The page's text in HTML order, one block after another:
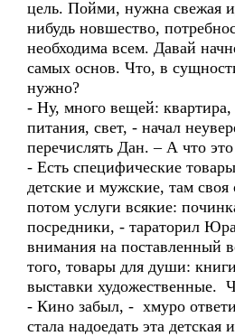
цель. Пойми, нужна свежая
нибудь новшество,
необходима всем. Давай
самых основ. Что, в
нужно?
- Ну, много вещей:
питания, свет, - начал
перечислять Дан. – А что
- Есть специфические
детские и мужские, там своя
потом услуги всякие:
посредники, - тараторил
внимания на поставленный
того, товары для души:
выставки художественные.
- Кино забыл, - хмуро
стала надоедать эта детская